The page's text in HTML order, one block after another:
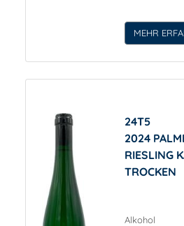
MEHR
24T5
2024
RIESLING
TROCKEN
Alkohol